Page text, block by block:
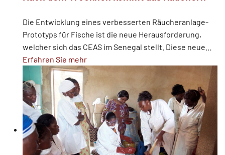
Die Entwicklung eines verbesserten Räucheranlage-
Prototyps für Fische ist die neue Herausforderung,
welcher sich das CEAS im Senegal stellt. Diese neue
Erfahren Sie mehr